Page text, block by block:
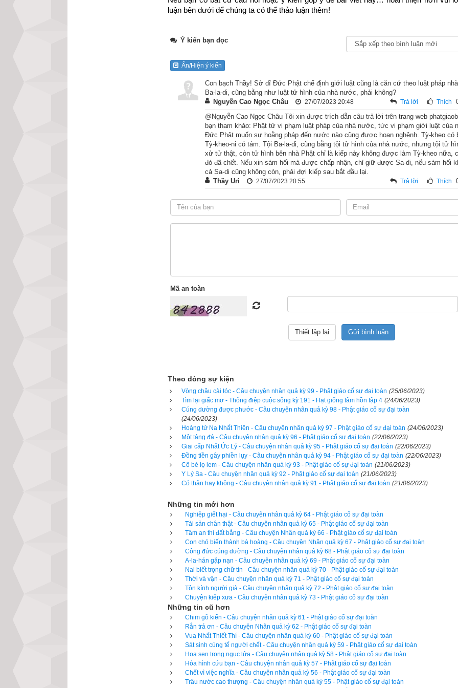
Kinh A-di-đà có nói tới 16 vị đại đệ tử của đức Phật, trong số ấy có tôn giả Bạc
tráng kiện, nghi dung trang nghiêm đẹp đẽ, đó là vì trong những đời quá khứ ngài
sinh linh nào. Nhờ thiện nghiệp ấy nên trong 91 đời ngài không bệnh hoạn, từ nhỏ
bệnh một lần nào. Không những thế, ngài còn có cái phúc đức là không bao giờ chết
cũng gọi là có được “năm loại bất tử”. Thế nào là năm loại bất tử?
– Bốn là không bị chết bởi lệnh vua.
– Năm là không bị đao binh, chiến tranh làm thiệt mạng.
Tôn giả Bạc Câu La có thiện nghiệp và phúc báo ấy, ai được thấy ngài hay nghe nói
không bao giờ cảm thấy mệt mỏi mà tựa vào thân cây. Cũng thế, trong các phòng
bao giờ ngồi tựa vào các vách tường.
Trên phương diện chuyên cần tu tập cũng không ai bằng ngài, và khó hơn nữa, ngài
vô ngại, có thể thuyết giảng cặn kẽ tất cả các diệu pháp.
Thế nhưng ngài không thường thuyết pháp cho đại chúng, luôn luôn giữ thái độ tĩnh
ấy khiến cho nhiều người lấy làm kỳ dị. Đã có tài thuyết pháp thì tại sao lại không
hôm tôn giả A Nan mới hỏi ngài rằng:
Tôn giả Bạc Câu La bèn trang trọng trả lời rằng:
– Nói nhiều chưa chắc đã được người ta tin nghe. Dẫu cho mình nói câu nào cũng
nhưng thế nào cũng có người cho rằng lời mình nói ra làm nhiễu động tâm họ. Tôi
Pháp lạc trong cảnh tịnh tĩnh, cho nên tôi muốn mọi người cũng được như tôi, hưởng
tĩnh lặng.
Tôn giả Bạc Câu La không những rất chuyên tâm trong việc an tọa tham thiền, mà
đức nhẫn nhục thì lại càng vượt bực hơn: bị người đánh đau, ngài không những
không khởi tâm sân hận. Bị người hãm hại, đã không phục thù, ngài cũng không hề
Cũng như bị người chửi mắng, ngài cũng có thể nhẫn nhục chịu đựng. Được lợi, bị
báng, được danh dự, được khen ngợi, bị chế nhạo, được sung sướng hay khổ đau,
phong) ấy không thể làm cho ngài động tâm hay phiền não. Công phu tu dưỡng của
cho chúng ta muôn đời kính phục và tôn trọng.
luận bên dưới để chúng ta có thể thảo luận thêm!
Ý kiến bạn đọc
Ẩn/Hiện ý kiến
Con bạch Thầy! Sở dĩ Đức Phật chế định giới luật cũng là căn cứ theo luật pháp
Ba-la-di, cũng bằng như luật tử hình của nhà nước, phải không?
Nguyễn Cao Ngọc Châu
Trả lời Thích
27/07/2023 20:48
@Nguyễn Cao Ngọc Châu Tôi xin được trích dẫn câu trả lời trên trang web
bạn tham khảo: Phật tử vi phạm luật pháp của nhà nước, tức vi phạm giới luật của
Đức Phật muốn sự hoằng pháp đến nước nào cũng được hoan nghênh. Tỳ-kheo có
Tỳ-kheo-ni có tám. Tội Ba-la-di, cũng bằng tội tử hình của nhà nước, nhưng tội tử
xử tử thật, còn tử hình bên nhà Phật chỉ là kiếp này không được làm Tỳ-kheo nữa,
đó đã chết. Nếu xin sám hối mà được chấp nhận, chỉ giữ được Sa-di, nếu sám hối
cả Sa-di cũng không còn, phải đợi kiếp sau bắt đầu lại.
Thầy Uri
Trả lời Thích
27/07/2023 20:55
Mã an toàn
Theo dòng sự kiện
Vòng châu cài tóc - Câu chuyện nhân quả kỳ 99 - Phật giáo cố sự đại toàn (25/06/2023)
Tìm lại giấc mơ - Thông điệp cuộc sống kỳ 191 - Hạt giống tâm hồn tập 4 (24/06/2023)
Cúng dường được phước - Câu chuyện nhân quả kỳ 98 - Phật giáo cố sự đại toàn
(24/06/2023)
Hoàng tử Na Nhất Thiên - Câu chuyện nhân quả kỳ 97 - Phật giáo cố sự đại toàn (24/06/2023)
Một tảng đá - Câu chuyện nhân quả kỳ 96 - Phật giáo cố sự đại toàn (22/06/2023)
Giai cấp Nhất Ức Lý - Câu chuyện nhân quả kỳ 95 - Phật giáo cố sự đại toàn (22/06/2023)
Đồng tiền gây phiền lụy - Câu chuyện nhân quả kỳ 94 - Phật giáo cố sự đại toàn (22/06/2023)
Cô bé lọ lem - Câu chuyện nhân quả kỳ 93 - Phật giáo cố sự đại toàn (21/06/2023)
Y Lý Sa - Câu chuyện nhân quả kỳ 92 - Phật giáo cố sự đại toàn (21/06/2023)
Có thân hay không - Câu chuyện nhân quả kỳ 91 - Phật giáo cố sự đại toàn (21/06/2023)
Những tin mới hơn
Nghiệp giết hại - Câu chuyện nhân quả kỳ 64 - Phật giáo cố sự đại toàn
Tài sản chân thật - Câu chuyện nhân quả kỳ 65 - Phật giáo cố sự đại toàn
Tâm an thì đất bằng - Câu chuyện Nhân quả kỳ 66 - Phật giáo cố sự đại toàn
Con chó biến thành bà hoàng - Câu chuyện Nhân quả kỳ 67 - Phật giáo cố sự đại toàn
Công đức cúng dường - Câu chuyện nhân quả kỳ 68 - Phật giáo cố sự đại toàn
A-la-hán gặp nạn - Câu chuyện nhân quả kỳ 69 - Phật giáo cố sự đại toàn
Nai biết trọng chữ tín - Câu chuyện nhân quả kỳ 70 - Phật giáo cố sự đại toàn
Thời và vận - Câu chuyện nhân quả kỳ 71 - Phật giáo cố sự đại toàn
Tôn kính người già - Câu chuyện nhân quả kỳ 72 - Phật giáo cố sự đại toàn
Chuyện kiếp xưa - Câu chuyện nhân quả kỳ 73 - Phật giáo cố sự đại toàn
Những tin cũ hơn
Chim gõ kiến - Câu chuyện nhân quả kỳ 61 - Phật giáo cố sự đại toàn
Rắn trả ơn - Câu chuyện Nhân quả kỳ 62 - Phật giáo cố sự đại toàn
Vua Nhất Thiết Thí - Câu chuyện nhân quả kỳ 60 - Phật giáo cố sự đại toàn
Sát sinh cúng tế người chết - Câu chuyện nhân quả kỳ 59 - Phật giáo cố sự đại toàn
Hoa sen trong ngục lửa - Câu chuyện nhân quả kỳ 58 - Phật giáo cố sự đại toàn
Hóa hình cứu bạn - Câu chuyện nhân quả kỳ 57 - Phật giáo cố sự đại toàn
Chết vì việc nghĩa - Câu chuyện nhân quả kỳ 56 - Phật giáo cố sự đại toàn
Trâu nước cao thượng - Câu chuyện nhân quả kỳ 55 - Phật giáo cố sự đại toàn